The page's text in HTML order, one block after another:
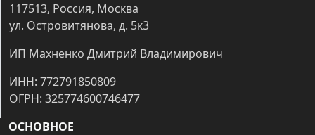
117513, Россия, Москва
ул. Островитянова, д. 5к3
ИП Махненко Дмитрий Владимирович
ИНН: 772791850809
ОГРН: 325774600746477
ОСНОВНОЕ